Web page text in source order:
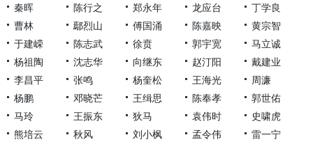
秦晖 陈行之 郑永年 龙应台
丁学良
曹林
鄢烈山 傅国涌 陈嘉映
黄宗智
于建嵘
陈志武 徐贲 郭宇宽
马立诚
杨祖陶
沈志华 向继东 赵汀阳
戴建业
李昌平
张鸣 杨奎松 王海光
周濂
杨鹏
邓晓芒 王缉思 陈奉孝
郭世佑
马玲
王振东 狄马 袁伟时
史啸虎
熊培云
秋风 刘小枫 孟令伟 雷一宁